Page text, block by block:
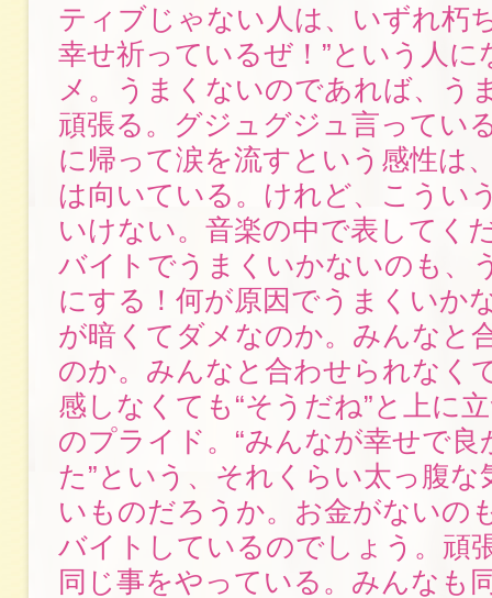
ティブじゃない人は、いずれ朽
幸せ祈っているぜ！”という人
メ。うまくないのであれば、う
頑張る。グジュグジュ言ってい
に帰って涙を流すという感性は
は向いている。けれど、こうい
いけない。音楽の中で表してく
バイトでうまくいかないのも、
にする！何が原因でうまくいか
が暗くてダメなのか。みんなと
のか。みんなと合わせられなく
感しなくても“そうだね”と上に
のプライド。“みんなが幸せで良
た”という、それくらい太っ腹な
いものだろうか。お金がないの
バイトしているのでしょう。頑
同じ事をやっている。みんなも